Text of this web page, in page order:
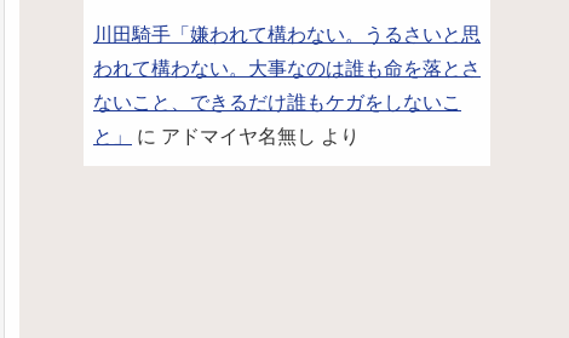
川田騎手「嫌われて構わない。うるさいと思
われて構わない。大事なのは誰も命を落とさ
ないこと、できるだけ誰もケガをしないこ
と」
に アドマイヤ名無し より